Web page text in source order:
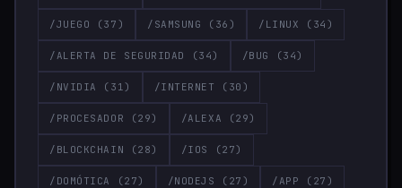
/JUEGO (37) /SAMSUNG (36) /LINUX (34)
/ALERTA DE SEGURIDAD (34) /BUG (34)
/NVIDIA (31) /INTERNET (30)
/PROCESADOR (29) /ALEXA (29)
/BLOCKCHAIN (28) /IOS (27)
/DOMÓTICA (27) /NODEJS (27) /APP (27)